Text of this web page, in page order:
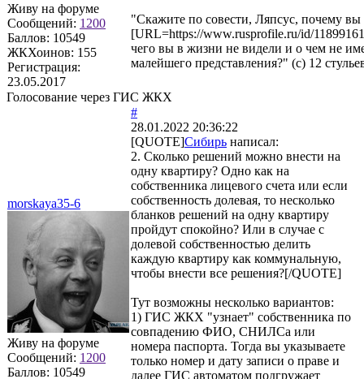
Живу на форуме
Сообщений: 1200
Баллов: 10549
ЖКХоинов: 155
Регистрация:
23.05.2017
"Скажите по совести, Ляпсус, почему
[URL=https://www.rusprofile.ru/id/
чего вы в жизни не видели и о чем не
малейшего представления?" (с) 12
Голосование через ГИС ЖКХ
morskaya35-6
Живу на форуме
Сообщений: 1200
Баллов: 10549
#
28.01.2022 20:36:22
[QUOTE]Сибирь написал:
2. Сколько решений можно внести на
одну квартиру? Одно как на
собственника лицевого счета или если
собственность долевая, то несколько
бланков решений на одну квартиру
пройдут спокойно? Или в случае с
долевой собственностью делить
каждую квартиру как коммунальную,
чтобы внести все решения?[/QUOTE]
Тут возможны несколько вариантов:
1) ГИС ЖКХ "узнает" собственника по
совпадению ФИО, СНИЛСа или
номера паспорта. Тогда вы указываете
только номер и дату записи о праве и
далее ГИС автоматом подгружает